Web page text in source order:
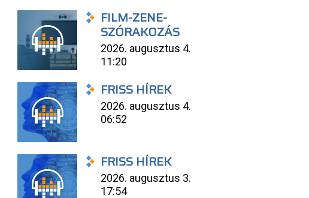
FILM-ZENE-
SZÓRAKOZÁS
2026. augusztus 4.
11:20
FRISS HÍREK
2026. augusztus 4.
06:52
FRISS HÍREK
2026. augusztus 3.
17:54